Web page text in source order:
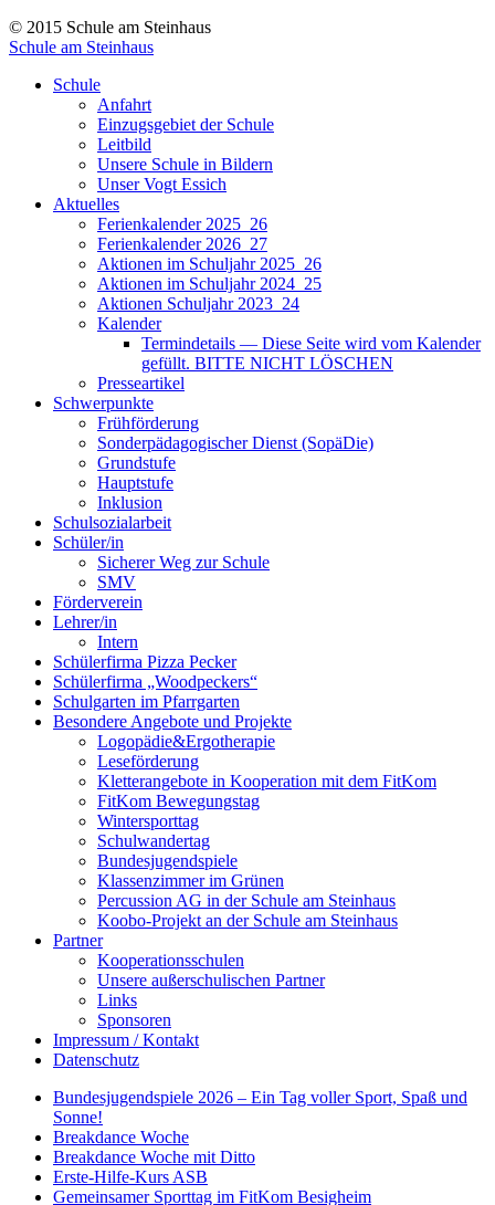
© 2015 Schule am Steinhaus
Schule am Steinhaus
Schule
Anfahrt
Einzugsgebiet der Schule
Leitbild
Unsere Schule in Bildern
Unser Vogt Essich
Aktuelles
Ferienkalender 2025_26
Ferienkalender 2026_27
Aktionen im Schuljahr 2025_26
Aktionen im Schuljahr 2024_25
Aktionen Schuljahr 2023_24
Kalender
Termindetails — Diese Seite wird vom Kalender
gefüllt. BITTE NICHT LÖSCHEN
Presseartikel
Schwerpunkte
Frühförderung
Sonderpädagogischer Dienst (SopäDie)
Grundstufe
Hauptstufe
Inklusion
Schulsozialarbeit
Schüler/in
Sicherer Weg zur Schule
SMV
Förderverein
Lehrer/in
Intern
Schülerfirma Pizza Pecker
Schülerfirma „Woodpeckers“
Schulgarten im Pfarrgarten
Besondere Angebote und Projekte
Logopädie&Ergotherapie
Leseförderung
Kletterangebote in Kooperation mit dem FitKom
FitKom Bewegungstag
Wintersporttag
Schulwandertag
Bundesjugendspiele
Klassenzimmer im Grünen
Percussion AG in der Schule am Steinhaus
Koobo-Projekt an der Schule am Steinhaus
Partner
Kooperationsschulen
Unsere außerschulischen Partner
Links
Sponsoren
Impressum / Kontakt
Datenschutz
Bundesjugendspiele 2026 – Ein Tag voller Sport, Spaß und
Sonne!
Breakdance Woche
Breakdance Woche mit Ditto
Erste-Hilfe-Kurs ASB
Gemeinsamer Sporttag im FitKom Besigheim